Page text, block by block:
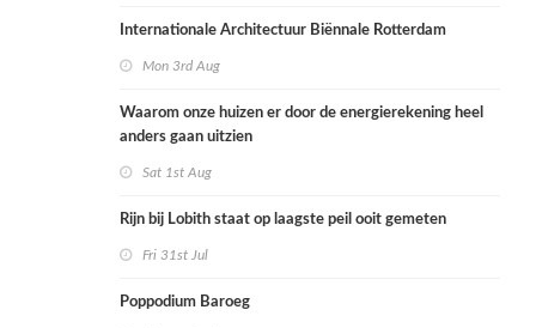
Internationale Architectuur Biënnale Rotterdam
Mon 3rd Aug
Waarom onze huizen er door de energierekening heel
anders gaan uitzien
Sat 1st Aug
Rijn bij Lobith staat op laagste peil ooit gemeten
Fri 31st Jul
Poppodium Baroeg